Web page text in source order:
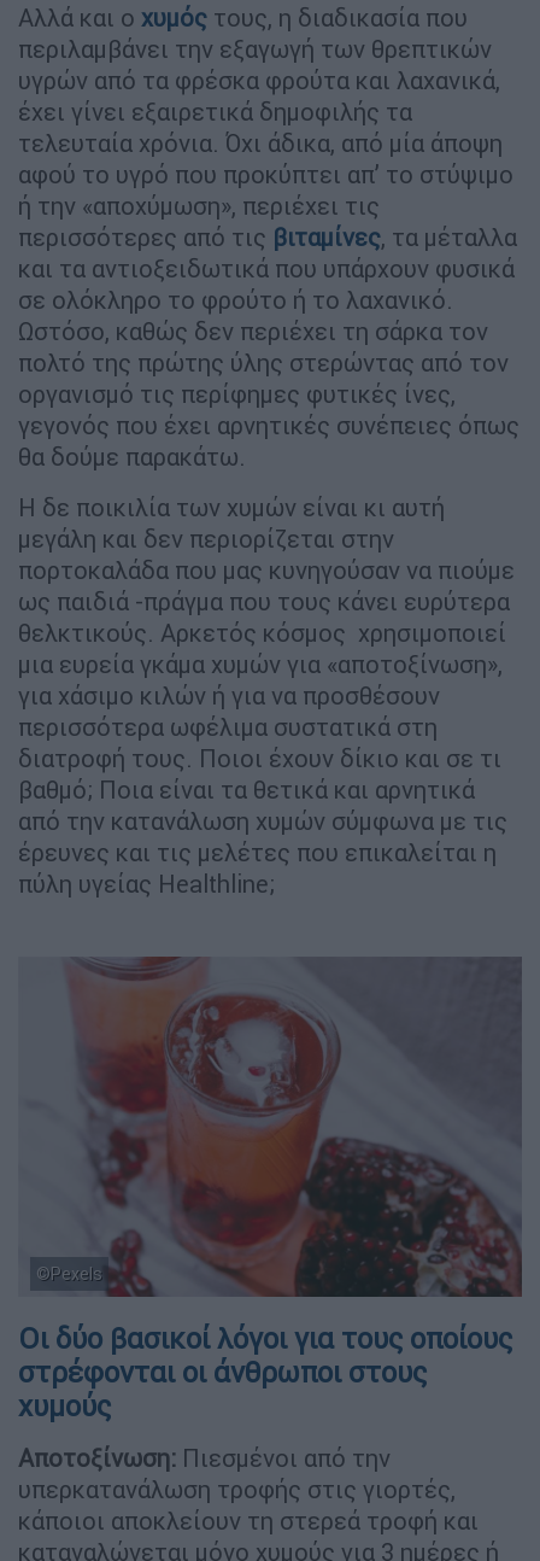
Αλλά και ο χυμός τους, η διαδικασία που
περιλαμβάνει την εξαγωγή των θρεπτικών
υγρών από τα φρέσκα φρούτα και λαχανικά,
έχει γίνει εξαιρετικά δημοφιλής τα
τελευταία χρόνια. Όχι άδικα, από μία άποψη
αφού το υγρό που προκύπτει απ’ το στύψιμο
ή την «αποχύμωση», περιέχει τις
περισσότερες από τις βιταμίνες, τα μέταλλα
και τα αντιοξειδωτικά που υπάρχουν φυσικά
σε ολόκληρο το φρούτο ή το λαχανικό.
Ωστόσο, καθώς δεν περιέχει τη σάρκα τον
πολτό της πρώτης ύλης στερώντας από τον
οργανισμό τις περίφημες φυτικές ίνες,
γεγονός που έχει αρνητικές συνέπειες όπως
θα δούμε παρακάτω.
Η δε ποικιλία των χυμών είναι κι αυτή
μεγάλη και δεν περιορίζεται στην
πορτοκαλάδα που μας κυνηγούσαν να πιούμε
ως παιδιά -πράγμα που τους κάνει ευρύτερα
θελκτικούς. Αρκετός κόσμος χρησιμοποιεί
μια ευρεία γκάμα χυμών για «αποτοξίνωση»,
για χάσιμο κιλών ή για να προσθέσουν
περισσότερα ωφέλιμα συστατικά στη
διατροφή τους. Ποιοι έχουν δίκιο και σε τι
βαθμό; Ποια είναι τα θετικά και αρνητικά
από την κατανάλωση χυμών σύμφωνα με τις
έρευνες και τις μελέτες που επικαλείται η
πύλη υγείας Healthline;
©Pexels
Οι δύο βασικοί λόγοι για τους οποίους
στρέφονται οι άνθρωποι στους
χυμούς
Αποτοξίνωση: Πιεσμένοι από την
υπερκατανάλωση τροφής στις γιορτές,
κάποιοι αποκλείουν τη στερεά τροφή και
καταναλώνεται μόνο χυμούς για 3 ημέρες ή